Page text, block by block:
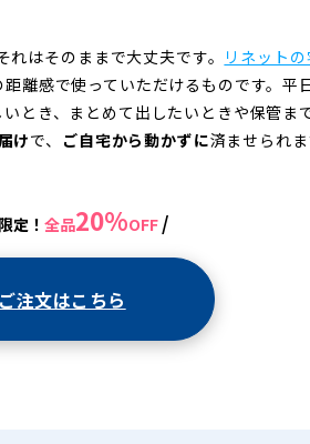
はそのままで大丈夫です。 リネット
離感で使っていただけるものです。平
とき、まとめて出したいときや保管ま
けで、 ご自宅から動かずに済ませられ
定！ 全品20%OFF /
ご注文はこちら